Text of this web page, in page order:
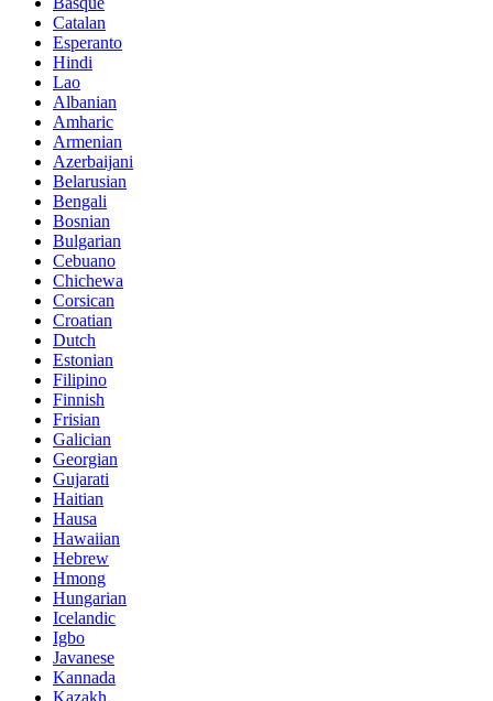
Catalan
Esperanto
Hindi
Lao
Albanian
Amharic
Armenian
Azerbaijani
Belarusian
Bengali
Bosnian
Bulgarian
Cebuano
Chichewa
Corsican
Croatian
Dutch
Estonian
Filipino
Finnish
Frisian
Galician
Georgian
Gujarati
Haitian
Hausa
Hawaiian
Hebrew
Hmong
Hungarian
Icelandic
Igbo
Javanese
Kannada